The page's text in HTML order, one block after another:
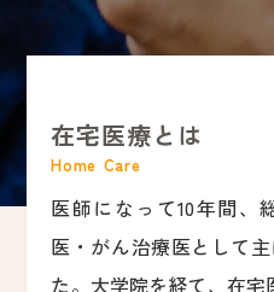
在宅医療とは
Home Care
医師になって10年間、
医・がん治療医として
た。大学院を経て、在